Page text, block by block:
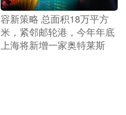
​容新策略 总面积18万平方
米，紧邻邮轮港，今年年底
上海将新增一家奥特莱斯